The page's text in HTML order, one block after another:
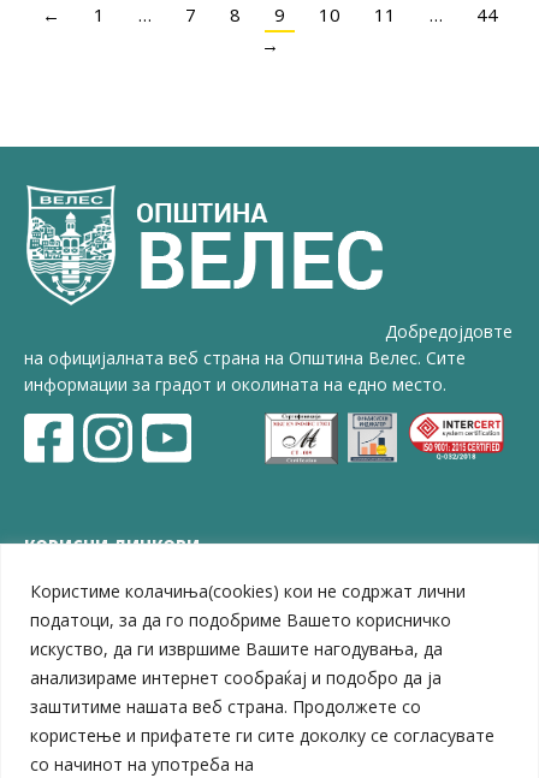
Користиме колачиња(cookies) кои не содржат лични
податоци, за да го подобриме Вашето корисничко
искуство, да ги извршиме Вашите нагодувања, да
анализираме интернет сообраќај и подобро да ја
заштитиме нашата веб страна. Продолжете со
користење и прифатете ги сите доколку се согласувате
со начинот на употреба на
← 1 … 7 8 9 10 11 …
44
→
Добредојдовте
на официјалната веб страна на Општина Велес. Сите
информации за градот и околината на едно место.
КОРИСНИ ЛИНКОВИ
ЗЕЛС – Заедница на единиците на локална самоуправа
Центар за развој на Вардарски плански регион
Јавно комунално претпријатие „Дервен“
ЈПССО „Парк – спорт и паркинзи“
ЛУ „Народен Музеј“
Влада на Република Северна Македонија